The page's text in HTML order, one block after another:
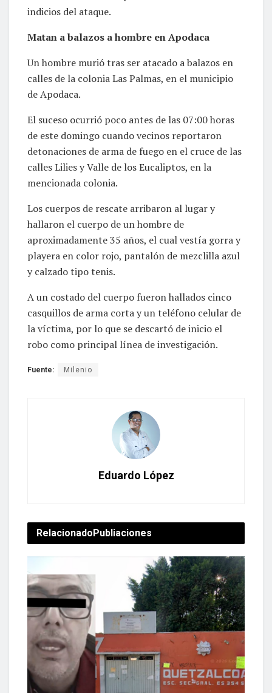
indicios del ataque.
Matan a balazos a hombre en Apodaca
Un hombre murió tras ser atacado a balazos en
calles de la colonia Las Palmas, en el municipio
de Apodaca.
El suceso ocurrió poco antes de las 07:00 horas
de este domingo cuando vecinos reportaron
detonaciones de arma de fuego en el cruce de las
calles Lilies y Valle de los Eucaliptos, en la
mencionada colonia.
Los cuerpos de rescate arribaron al lugar y
hallaron el cuerpo de un hombre de
aproximadamente 35 años, el cual vestía gorra y
playera en color rojo, pantalón de mezclilla azul
y calzado tipo tenis.
A un costado del cuerpo fueron hallados cinco
casquillos de arma corta y un teléfono celular de
la víctima, por lo que se descartó de inicio el
robo como principal línea de investigación.
Fuente: Milenio
Eduardo López
RelacionadoPubliaciones